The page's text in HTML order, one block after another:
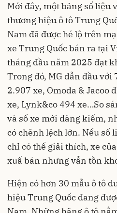
Mới đây, một bảng số liệu
thương hiệu ô tô Trung
Nam đã được hé lộ trên
xe Trung Quốc bán ra tại
tháng đầu năm 2025 đạt
Trong đó, MG dẫn đầu với
2.907 xe, Omoda & Jacoo
xe, Lynk&co 494 xe…So
và số xe mới đăng kiểm,
có chênh lệch lớn. Nếu số
chỉ có thể giải thích, xe
xuấ bán nhưng vẫn tồn
Hiện có hơn 30 mẫu ô tô
hiệu Trung Quốc đang